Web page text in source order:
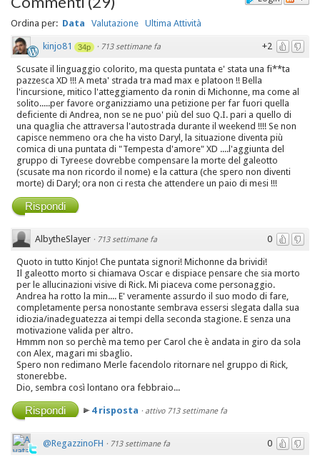
Ordina per: Data Valutazione Ultima Attività
+2
kinjo81 34p · 713 settimane fa
Scusate il linguaggio colorito, ma questa puntata e' stata una fi**ta
pazzesca XD !!! A meta' strada tra mad max e platoon !! Bella
l'incursione, mitico l'atteggiamento da ronin di Michonne, ma come al
solito.....per favore organizziamo una petizione per far fuori quella
deficiente di Andrea, non se ne puo' più del suo Q.I. pari a quello di
una quaglia che attraversa l'autostrada durante il weekend !!!! Se non
capisce nemmeno ora che ha visto Daryl, la situazione diventa più
comica di una puntata di "Tempesta d'amore" XD ....l'aggiunta del
gruppo di Tyreese dovrebbe compensare la morte del galeotto
(scusate ma non ricordo il nome) e la cattura (che spero non diventi
morte) di Daryl; ora non ci resta che attendere un paio di mesi !!!
Rispondi
0
AlbytheSlayer · 713 settimane fa
Quoto in tutto Kinjo! Che puntata signori! Michonne da brividi!
Il galeotto morto si chiamava Oscar e dispiace pensare che sia morto
per le allucinazioni visive di Rick. Mi piaceva come personaggio.
Andrea ha rotto la min.... E' veramente assurdo il suo modo di fare,
completamente persa nonostante sembrava essersi slegata dalla sua
idiozia/inadeguatezza ai tempi della seconda stagione. E senza una
motivazione valida per altro.
Hmmm non so perchè ma temo per Carol che è andata in giro da sola
con Alex, magari mi sbaglio.
Spero non redimano Merle facendolo ritornare nel gruppo di Rick,
stonerebbe.
Dio, sembra così lontano ora febbraio...
Rispondi 4 risposta · attivo 713 settimane fa
0
@RegazzinoFH · 713 settimane fa